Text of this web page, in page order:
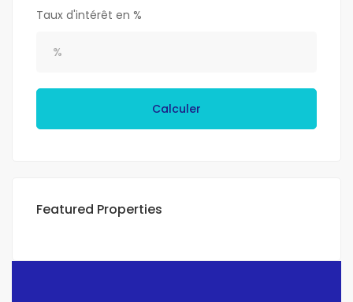
Taux d'intérêt en %
Calculer
Featured Properties